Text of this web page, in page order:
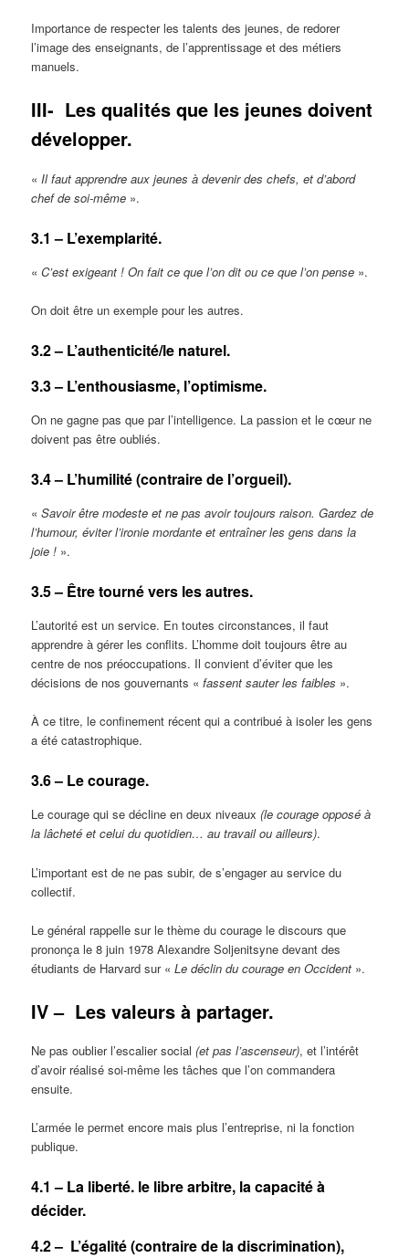
Importance de respecter les talents des jeunes, de redorer
l’image des enseignants, de l’apprentissage et des métiers
manuels.
III- Les qualités que les jeunes doivent
développer.
« Il faut apprendre aux jeunes à devenir des chefs, et d’abord
chef de soi-même ».
3.1 – L’exemplarité.
«C’est exigeant ! On fait ce que l’on dit ou ce que l’on pense ».
On doit être un exemple pour les autres.
3.2 – L’authenticité/le naturel.
3.3 – L’enthousiasme, l’optimisme.
On ne gagne pas que par l’intelligence. La passion et le cœur ne
doivent pas être oubliés.
3.4 – L’humilité (contraire de l’orgueil).
«Savoir être modeste et ne pas avoir toujours raison. Gardez de
l’humour, éviter l’ironie mordante et entraîner les gens dans la
joie ! ».
3.5 – Être tourné vers les autres.
L’autorité est un service. En toutes circonstances, il faut
apprendre à gérer les conflits. L’homme doit toujours être au
centre de nos préoccupations. Il convient d’éviter que les
décisions de nos gouvernants «fassent sauter les faibles ».
À ce titre, le confinement récent qui a contribué à isoler les gens
a été catastrophique.
3.6 – Le courage.
Le courage qui se décline en deux niveaux(le courage opposé à
la lâcheté et celui du quotidien… au travail ou ailleurs).
L’important est de ne pas subir, de s’engager au service du
collectif.
Le général rappelle sur le thème du courage le discours que
prononça le 8 juin 1978 Alexandre Soljenitsyne devant des
étudiants de Harvard sur «Le déclin du courage en Occident ».
IV – Les valeurs à partager.
Ne pas oublier l’escalier social(et pas l’ascenseur), et l’intérêt
d’avoir réalisé soi-même les tâches que l’on commandera
ensuite.
L’armée le permet encore mais plus l’entreprise, ni la fonction
publique.
4.1 – La liberté. le libre arbitre, la capacité à
décider.
4.2 – L’égalité (contraire de la discrimination),